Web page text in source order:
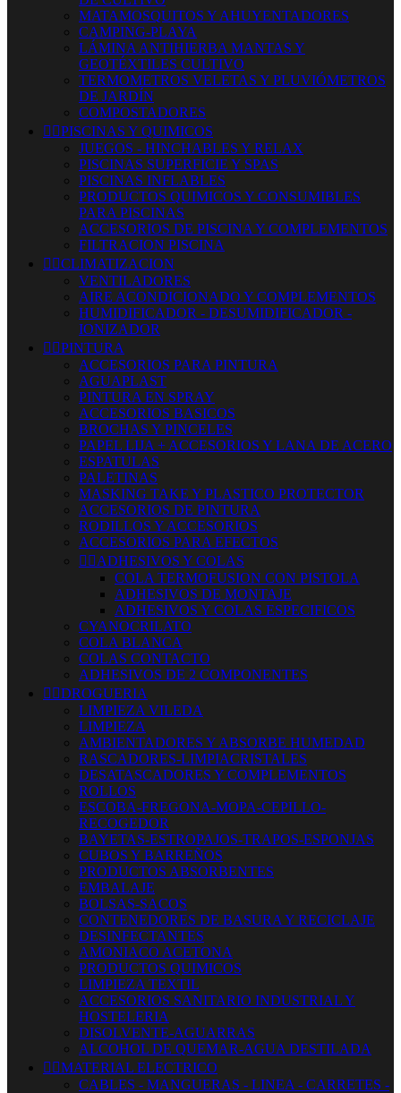
MATAMOSQUITOS Y AHUYENTADORES
CAMPING-PLAYA
LÁMINA ANTIHIERBA MANTAS Y
GEOTÉXTILES CULTIVO
TERMOMETROS VELETAS Y PLUVIÓMETROS
DE JARDÍN
COMPOSTADORES
 PISCINAS Y QUIMICOS
JUEGOS - HINCHABLES Y RELAX
PISCINAS SUPERFICIE Y SPAS
PISCINAS INFLABLES
PRODUCTOS QUIMICOS Y CONSUMIBLES
PARA PISCINAS
ACCESORIOS DE PISCINA Y COMPLEMENTOS
FILTRACION PISCINA
 CLIMATIZACION
VENTILADORES
AIRE ACONDICIONADO Y COMPLEMENTOS
HUMIDIFICADOR - DESUMIDIFICADOR -
IONIZADOR
 PINTURA
ACCESORIOS PARA PINTURA
AGUAPLAST
PINTURA EN SPRAY
ACCESORIOS BASICOS
BROCHAS Y PINCELES
PAPEL LIJA + ACCESORIOS Y LANA DE ACERO
ESPATULAS
PALETINAS
MASKING TAKE Y PLASTICO PROTECTOR
ACCESORIOS DE PINTURA
RODILLOS Y ACCESORIOS
ACCESORIOS PARA EFECTOS
 ADHESIVOS Y COLAS
COLA TERMOFUSION CON PISTOLA
ADHESIVOS DE MONTAJE
ADHESIVOS Y COLAS ESPECIFICOS
CYANOCRILATO
COLA BLANCA
COLAS CONTACTO
ADHESIVOS DE 2 COMPONENTES
 DROGUERIA
LIMPIEZA VILEDA
LIMPIEZA
AMBIENTADORES Y ABSORBE HUMEDAD
RASCADORES-LIMPIACRISTALES
DESATASCADORES Y COMPLEMENTOS
ROLLOS
ESCOBA-FREGONA-MOPA-CEPILLO-
RECOGEDOR
BAYETAS-ESTROPAJOS-TRAPOS-ESPONJAS
CUBOS Y BARREÑOS
PRODUCTOS ABSORBENTES
EMBALAJE
BOLSAS-SACOS
CONTENEDORES DE BASURA Y RECICLAJE
DESINFECTANTES
AMONIACO ACETONA
PRODUCTOS QUIMICOS
LIMPIEZA TEXTIL
ACCESORIOS SANITARIO INDUSTRIAL Y
HOSTELERIA
DISOLVENTE-AGUARRAS
ALCOHOL DE QUEMAR-AGUA DESTILADA
 MATERIAL ELECTRICO
CABLES - MANGUERAS - LINEA - CARRETES -